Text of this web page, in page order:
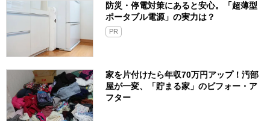
防災・停電対策にあると安心。「超薄型
ポータブル電源」の実力は？​
PR
家を片付けたら年収70万円アップ！汚部
屋が一変、「貯まる家」のビフォー・ア
フター